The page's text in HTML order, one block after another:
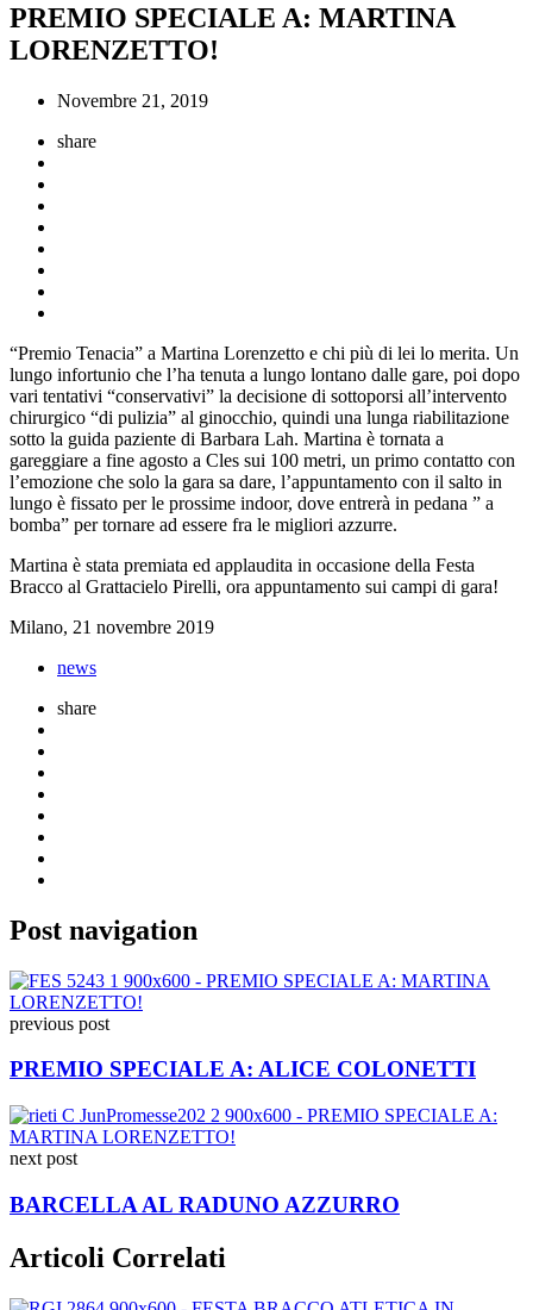
PREMIO SPECIALE A: MARTINA
LORENZETTO!
Novembre 21, 2019
share
“Premio Tenacia” a Martina Lorenzetto e chi più di lei lo merita. Un
lungo infortunio che l’ha tenuta a lungo lontano dalle gare, poi dopo
vari tentativi “conservativi” la decisione di sottoporsi all’intervento
chirurgico “di pulizia” al ginocchio, quindi una lunga riabilitazione
sotto la guida paziente di Barbara Lah. Martina è tornata a
gareggiare a fine agosto a Cles sui 100 metri, un primo contatto con
l’emozione che solo la gara sa dare, l’appuntamento con il salto in
lungo è fissato per le prossime indoor, dove entrerà in pedana ” a
bomba” per tornare ad essere fra le migliori azzurre.
Martina è stata premiata ed applaudita in occasione della Festa
Bracco al Grattacielo Pirelli, ora appuntamento sui campi di gara!
Milano, 21 novembre 2019
news
share
Post navigation
previous post
PREMIO SPECIALE A: ALICE COLONETTI
next post
BARCELLA AL RADUNO AZZURRO
Articoli Correlati